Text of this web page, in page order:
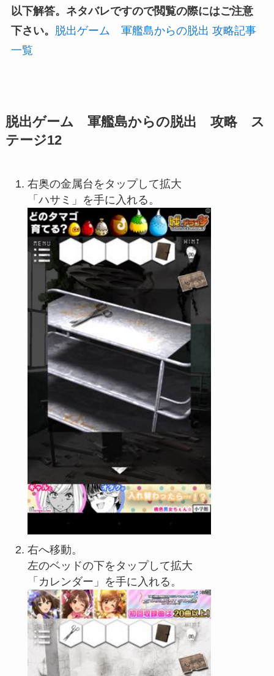
以下解答。ネタバレですので閲覧の際にはご注意
下さい。 脱出ゲーム 軍艦島からの脱出 攻略記事
一覧
脱出ゲーム 軍艦島からの脱出 攻略 ス
テージ12
右奥の金属台をタップして拡大
「ハサミ」を手に入れる。
右へ移動。
左のベッドの下をタップして拡大
「カレンダー」を手に入れる。